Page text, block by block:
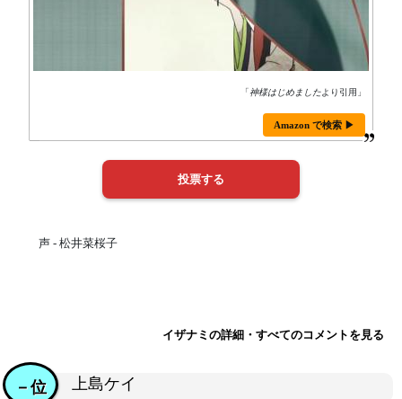
「神様はじめましたより引用」
Amazon で検索 ▶
声 - 松井菜桜子
イザナミの詳細・すべてのコメントを見る
上島ケイ
－位